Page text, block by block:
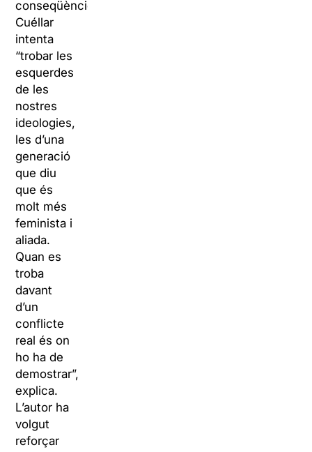
conseqüències.
Cuéllar
intenta
“trobar les
esquerdes
de les
nostres
ideologies,
les d’una
generació
que diu
que és
molt més
feminista i
aliada.
Quan es
troba
davant
d’un
conflicte
real és on
ho ha de
demostrar”,
explica.
L’autor ha
volgut
reforçar